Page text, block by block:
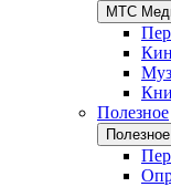
МТС
Полезное
Полезное